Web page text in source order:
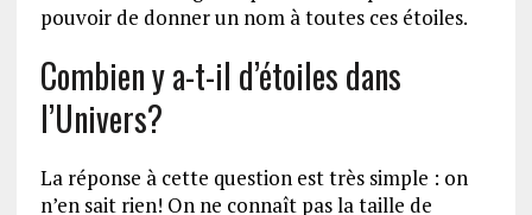
pouvoir de donner un nom à toutes ces étoiles.
Combien y a-t-il d’étoiles dans
l’Univers?
La réponse à cette question est très simple : on
n’en sait rien! On ne connaît pas la taille de